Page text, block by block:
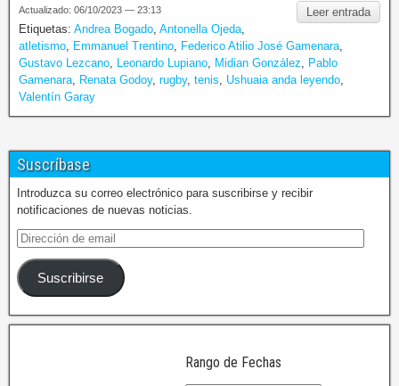
Leer entrada
Actualizado: 06/10/2023 — 23:13
Etiquetas: Andrea Bogado Antonella Ojeda
atletismo
Emmanuel Trentino Federico Atilio José Gamenara
Gustavo Lezcano
Leonardo Lupiano Midian González
Pablo
Gamenara
Renata Godoy, rugby, tenis Ushuaia anda leyendo
Valentín Garay
Suscríbase
Introduzca su correo electrónico para suscribirse y recibir
notificaciones de nuevas noticias.
Suscribirse
Rango de Fechas